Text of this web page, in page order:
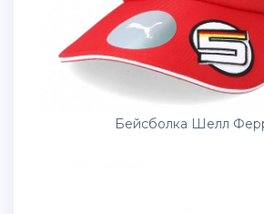
Бейсболка Шелл